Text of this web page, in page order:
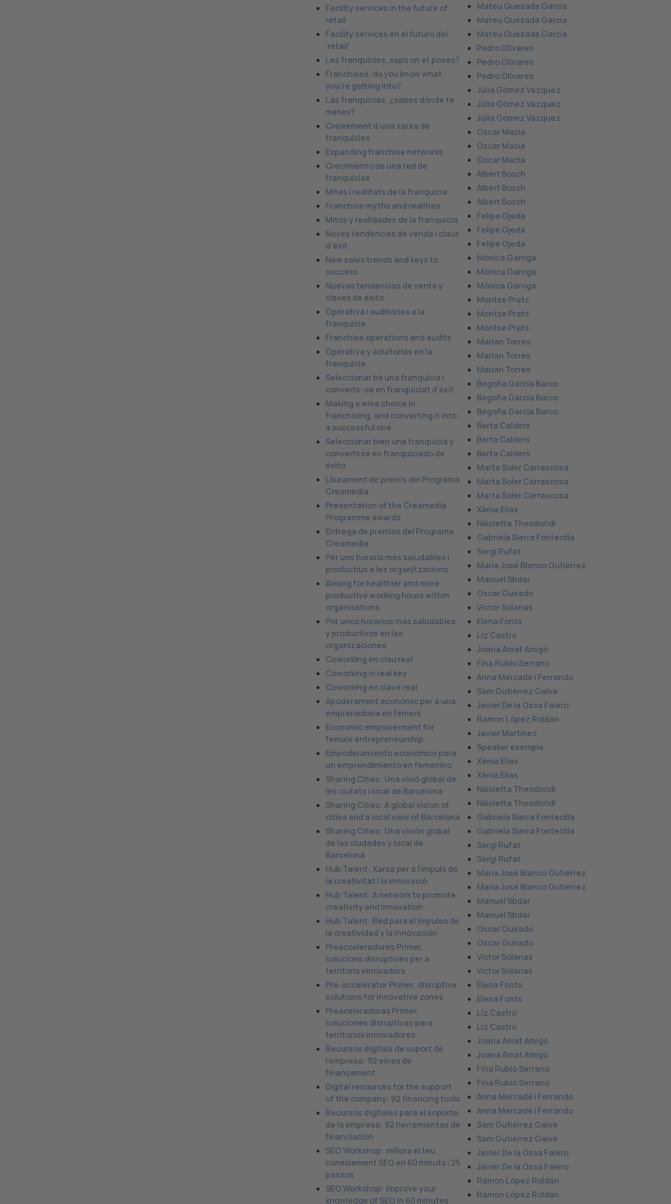
Facility services in the future of
retail
Facility services en el futuro del
‘retail’
Les franquícies, saps on et poses?
Franchises, do you know what
you’re getting into?
Las franquicias, ¿sabes dónde te
metes?
Creixement d’una xarxa de
franquícies
Expanding franchise networks
Crecimiento de una red de
franquicias
Mites i realitats de la franquícia
Franchise myths and realities
Mitos y realidades de la franquicia
Noves tendències de venda i claus
d’èxit
New sales trends and keys to
success
Nuevas tendencias de venta y
claves de éxito
Operativa i auditories a la
franquícia
Franchise operations and audits
Operativa y aduitorías en la
franquicia
Seleccionar bé una franquícia i
convertir-se en franquiciat d’èxit
Making a wise choice in
franchising, and converting it into
a successful one
Seleccionar bien una franquicia y
convertirse en franquiciado de
éxito
Lliurament de premis del Programa
Creamedia
Presentation of the Creamedia
Programme awards
Entrega de premios del Programa
Creamedia
Per uns horaris més saludables i
productius a les organitzacions
Aiming for healthier and more
productive working hours within
organisations
Por unos horarios más saludables
y productivos en las
organizaciones
Coworking en clau real
Coworking in real key
Coworking en clave real
Apoderament econòmic per a una
emprenedoria en femení
Economic empowerment for
female entrepreneurship
Empoderamiento económico para
un emprendimiento en femenino
Sharing Cities: Una visió global de
les ciutats i local de Barcelona
Sharing Cities: A global vision of
cities and a local view of Barcelona
Sharing Cities: Una visión global
de las ciudades y local de
Barcelona
Hub Talent: Xarxa per a l’impuls de
la creativitat i la innovació
Hub Talent: A network to promote
creativity and innovation
Hub Talent: Red para el impulso de
la creatividad y la innovación
Preacceleradores Primer,
solucions disruptives per a
territoris innovadors
Pre-accelerator Primer, disruptive
solutions for innovative zones
Preaceleradoras Primer,
soluciones disruptivas para
territorios innovadores
Recursos digitals de suport de
l’empresa: 92 eines de
finançament
Digital resources for the support
of the company: 92 financing tools
Recursos digitales para el soporte
de la empresa: 92 herramientas de
financiación
SEO Workshop: millora el teu
coneixement SEO en 60 minuts i 25
passos
SEO Workshop: improve your
knowledge of SEO in 60 minutes
Mateu Quesada Garcia
Mateu Quesada Garcia
Mateu Quesada Garcia
Pedro Olivares
Pedro Olivares
Pedro Olivares
Júlia Gómez Vazquez
Júlia Gómez Vazquez
Júlia Gómez Vazquez
Oscar Macia
Oscar Macia
Oscar Macia
Albert Bosch
Albert Bosch
Albert Bosch
Felipe Ojeda
Felipe Ojeda
Felipe Ojeda
Mònica Garriga
Mònica Garriga
Mònica Garriga
Montse Prats
Montse Prats
Montse Prats
Marian Torres
Marian Torres
Marian Torres
Begoña Garcia Barco
Begoña Garcia Barco
Begoña Garcia Barco
Berta Calders
Berta Calders
Berta Calders
Marta Soler Carrascosa
Marta Soler Carrascosa
Marta Soler Carrascosa
Xènia Elias
Nikoletta Theodoridi
Gabriela Sierra Fontecilla
Sergi Rufat
Maria José Blanco Gutiérrez
Manuel Sbdar
Oscar Guirado
Victor Solanas
Elena Fonts
Liz Castro
Joana Amat Amigó
Fina Rubio Serrano
Anna Mercadé i Ferrando
Sam Gutiérrez Galve
Javier De la Ossa Falero
Ramon López Roldán
Javier Martínez
Speaker exemple
Xènia Elias
Xènia Elias
Nikoletta Theodoridi
Nikoletta Theodoridi
Gabriela Sierra Fontecilla
Gabriela Sierra Fontecilla
Sergi Rufat
Sergi Rufat
Maria José Blanco Gutiérrez
Maria José Blanco Gutiérrez
Manuel Sbdar
Manuel Sbdar
Oscar Guirado
Oscar Guirado
Victor Solanas
Victor Solanas
Elena Fonts
Elena Fonts
Liz Castro
Liz Castro
Joana Amat Amigó
Joana Amat Amigó
Fina Rubio Serrano
Fina Rubio Serrano
Anna Mercadé i Ferrando
Anna Mercadé i Ferrando
Sam Gutiérrez Galve
Sam Gutiérrez Galve
Javier De la Ossa Falero
Javier De la Ossa Falero
Ramon López Roldán
Ramon López Roldán